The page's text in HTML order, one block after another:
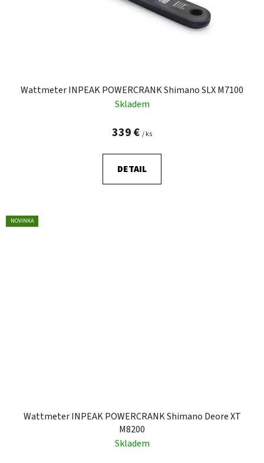
Wattmeter INPEAK POWERCRANK Shimano SLX M7100
Skladem
339 € / ks
DETAIL
NOVINKA
Wattmeter INPEAK POWERCRANK Shimano Deore XT
M8200
Skladem